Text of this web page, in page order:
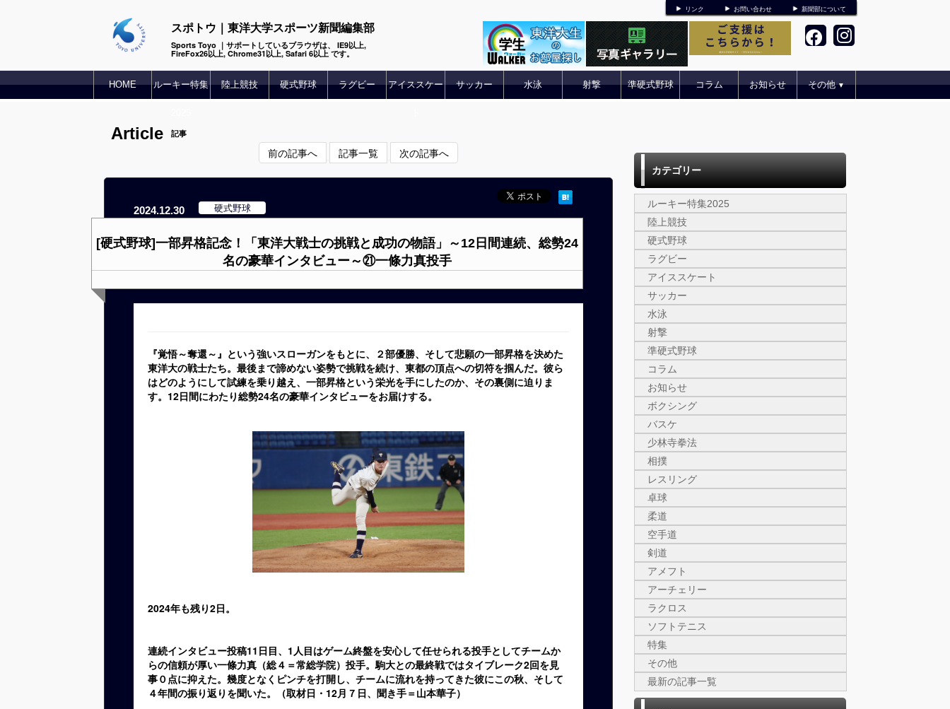
リンク お問い合わせ 新聞部について
スポトウ｜東洋大学スポーツ新聞編集部
Sports Toyo ｜サポートしているブラウザは、 IE9以上,
FireFox26以上, Chrome31以上, Safari 6以上 です。
HOME ルーキー特集 陸上競技 硬式野球 ラグビー アイススケー サッカー 水泳 射撃 準硬式野球 コラム お知らせ その他▼
Article 記事
前の記事へ 記事一覧 次の記事へ
2024.12.30 硬式野球
[硬式野球]一部昇格記念！「東洋大戦士の挑戦と成功の物語」～12日間連続、総勢24
名の豪華インタビュー～㉑一條力真投手
『覚悟～奪還～』という強いスローガンをもとに、２部優勝、そして悲願の一部昇格を決めた
東洋大の戦士たち。最後まで諦めない姿勢で挑戦を続け、東都の頂点への切符を掴んだ。彼ら
はどのようにして試練を乗り越え、一部昇格という栄光を手にしたのか、その裏側に迫りま
す。12日間にわたり総勢24名の豪華インタビューをお届けする。
2024年も残り2日。
連続インタビュー投稿11日目、1人目はゲーム終盤を安心して任せられる投手としてチームか
らの信頼が厚い一條力真（総４＝常総学院）投手。駒大との最終戦ではタイブレーク2回を見
事０点に抑えた。幾度となくピンチを打開し、チームに流れを持ってきた彼にこの秋、そして
４年間の振り返りを聞いた。（取材日・12月７日、聞き手＝山本華子）
カテゴリー
ルーキー特集2025
陸上競技
硬式野球
ラグビー
アイススケート
サッカー
水泳
射撃
準硬式野球
コラム
お知らせ
ボクシング
バスケ
少林寺拳法
相撲
レスリング
卓球
柔道
空手道
剣道
アメフト
アーチェリー
ラクロス
ソフトテニス
特集
その他
最新の記事一覧